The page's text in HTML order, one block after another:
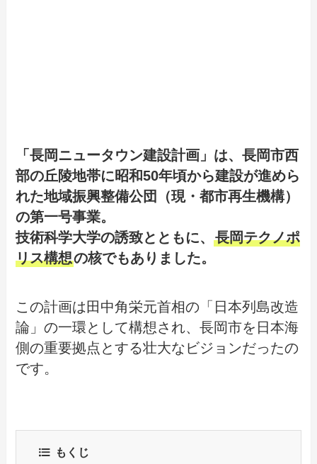
「長岡ニュータウン建設計画」は、長岡市西
部の丘陵地帯に昭和50年頃から建設が進めら
れた地域振興整備公団（現・都市再生機構）
の第一号事業。
技術科学大学の誘致とともに、長岡テクノポ
リス構想の核でもありました。
この計画は田中角栄元首相の「日本列島改造
論」の一環として構想され、長岡市を日本海
側の重要拠点とする壮大なビジョンだったの
です。
もくじ